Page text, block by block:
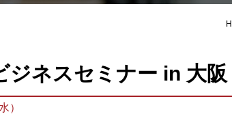
ジネスセミナー in 大阪
）